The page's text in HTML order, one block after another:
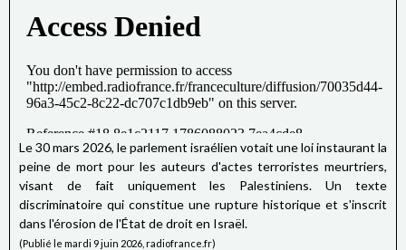
Le 30 mars 2026, le parlement israélien votait une loi instaurant la
peine de mort pour les auteurs d'actes terroristes meurtriers,
visant de fait uniquement les Palestiniens. Un texte
discriminatoire qui constitue une rupture historique et s'inscrit
dans l'érosion de l'État de droit en Israël.
(Publié le mardi 9 juin 2026, radiofrance.fr)